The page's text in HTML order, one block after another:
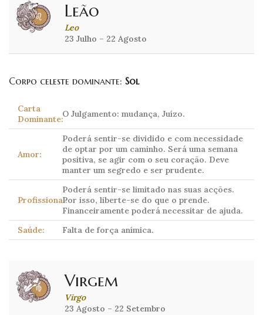
Leão
Leo
23 Julho – 22 Agosto
Corpo celeste dominante: Sol
Carta
Dominante:O Julgamento: mudança, Juízo.
Amor:
Poderá sentir-se dividido e com necessidade
de optar por um caminho. Será uma semana
positiva, se agir com o seu coração. Deve
manter um segredo e ser prudente.
Profissional:
Poderá sentir-se limitado nas suas acções.
Por isso, liberte-se do que o prende.
Financeiramente poderá necessitar de ajuda.
Saúde:
Falta de força anímica.
Virgem
Virgo
23 Agosto – 22 Setembro